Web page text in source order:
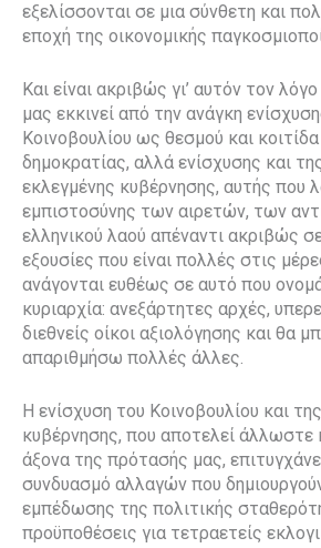
εξελίσσονται σε μια σύνθετη και
εποχή της οικονομικής
Και είναι ακριβώς γι’ αυτόν τον
μας εκκινεί από την ανάγκη
Κοινοβουλίου ως θεσμού και
δημοκρατίας, αλλά ενίσχυσης και
εκλεγμένης κυβέρνησης, αυτής που
εμπιστοσύνης των αιρετών, των
ελληνικού λαού απέναντι ακριβώς
εξουσίες που είναι πολλές στις
ανάγονται ευθέως σε αυτό που
κυριαρχία: ανεξάρτητες αρχές,
διεθνείς οίκοι αξιολόγησης και θα
απαριθμήσω πολλές άλλες.
Η ενίσχυση του Κοινοβουλίου και
κυβέρνησης, που αποτελεί άλλωστε
άξονα της πρότασής μας,
συνδυασμό αλλαγών που
εμπέδωσης της πολιτικής
προϋποθέσεις για τετραετείς